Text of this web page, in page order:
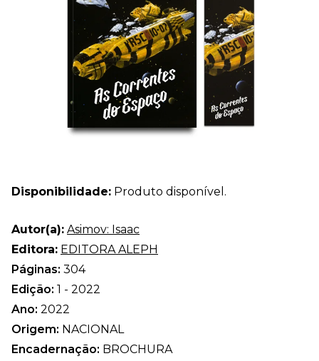
Disponibilidade: Produto disponível.
Autor(a): Asimov: Isaac
Editora: EDITORA ALEPH
Páginas: 304
Edição: 1 - 2022
Ano: 2022
Origem: NACIONAL
Encadernação: BROCHURA